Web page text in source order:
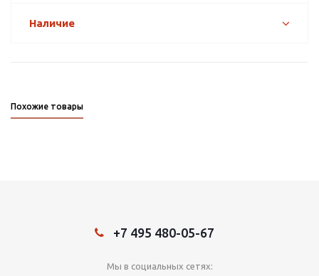
Наличие
Похожие товары
+7 495 480-05-67
Мы в социальных сетях: